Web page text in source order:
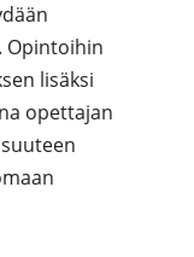
Opintoihin
lisäksi
opettajan